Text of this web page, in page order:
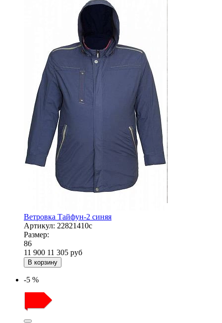
Ветровка Тайфун-2 синяя
Артикул: 22821410с
Размер:
86
11 900 11 305 руб
В корзину
-5 %